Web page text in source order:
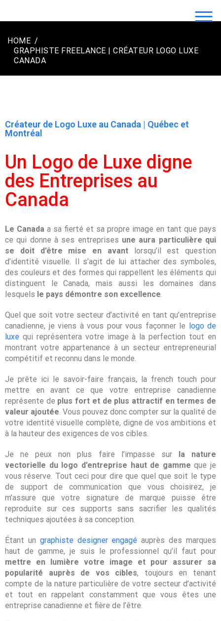
LOGO2LUXE.COM | CRÉATION LOGO
HOME
GRAPHISTE FREELANCE | CRÉATEUR LOGO LUXE
CANADA
Créateur de Logo Luxe au Canada | Québec et
Montréal
Un Logo de Luxe digne
des Entreprises au
Canada
Le Canada a sa fierté et sa propre image en tant que pays
ce qui donne à ses entreprises une aura particulière qui
se doit d’être mise en avantlorsqu’il est question
d’identité visuelle. Il s’agit de lui attacher des symboles,
des couleurs et des formes qui rappellent les éléments qui
distinguent le Canada, mais aussi les domaines dans
lesquels le pays démontre son excellence.
Quel que soit votre secteur d’activité en tant qu’entreprise
canadienne, je viens à vous pour vous façonner le logo de
luxe qui représentera votre image à la perfection tout en
montrant votre appartenance à un secteur entrepreneurial
compétitif et reconnu dans le monde.
Je prête ici le savoir-faire français, la french touch pour
mettre en avant ce que votre entreprise canadienne
représente de plus fort et de plus attractif en termes de
valeur ajoutée. Vous pouvez donc compter sur la qualité de
votre identité visuelle complète, digne de vos ambitions et
à la hauteur des exigences de vos cibles.
Je ne peux non plus faire l’impasse sur la nature
vectorielle du logo d’entreprise haut de gamme que je
vous réserve. Tout ceci pour dire que quel que soit le type
de support de communication que vous choisirez, je
m’assure que votre signature de marque puisse être
reproduite sur ces supports sans sacrifier les qualités
techniques ajoutées à sa conception.
Étant un graphiste designer engagé auprès des marques
haut de gamme, je suis le professionnel qu’il faut pour
mettre en lumière votre image et pour assurer sa
popularité auprès de vos cibles, toujours en tenant
compte de la nature particulière de votre secteur d’activité
et tout en rappelant constamment que vous êtes une
entreprise canadienne et fière de l’être.